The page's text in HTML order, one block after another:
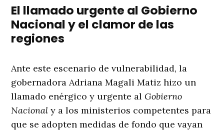
El llamado urgente al Gobierno
Nacional y el clamor de las
regiones
Ante este escenario de vulnerabilidad, la
gobernadora Adriana Magali Matiz hizo un
llamado enérgico y urgente al Gobierno
Nacional y a los ministerios competentes para
que se adopten medidas de fondo que vayan